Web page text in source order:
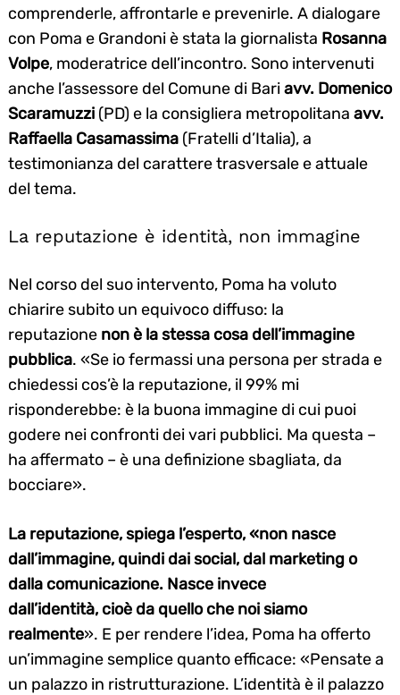
comprenderle, affrontarle e prevenirle. A dialogare
con Poma e Grandoni è stata la giornalista Rosanna
Volpe, moderatrice dell’incontro. Sono intervenuti
anche l’assessore del Comune di Bariavv. Domenico
Scaramuzzi (PD) e la consigliera metropolitana avv.
Raffaella Casamassima (Fratelli d’Italia), a
testimonianza del carattere trasversale e attuale
del tema.
La reputazione è identità, non immagine
Nel corso del suo intervento, Poma ha voluto
chiarire subito un equivoco diffuso: la
reputazione non è la stessa cosa dell’immagine
pubblica. «Se io fermassi una persona per strada e
chiedessi cos’è la reputazione, il 99% mi
risponderebbe: è la buona immagine di cui puoi
godere nei confronti dei vari pubblici. Ma questa –
ha affermato – è una definizione sbagliata, da
bocciare».
La reputazione, spiega l’esperto, «non nasce
dall’immagine, quindi dai social, dal marketing o
dalla comunicazione. Nasce invece
dall’identità, cioè da quello che noi siamo
realmente». E per rendere l’idea, Poma ha offerto
un’immagine semplice quanto efficace: «Pensate a
un palazzo in ristrutturazione. L’identità è il palazzo